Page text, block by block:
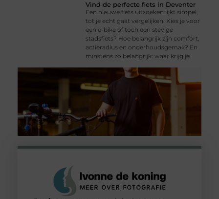
Vind de perfecte fiets in Deventer
Een nieuwe fiets uitzoeken lijkt simpel,
tot je echt gaat vergelijken. Kies je voor
een e-bike of toch een stevige
stadsfiets? Hoe belangrijk zijn comfort,
actieradius en onderhoudsgemak? En
minstens zo belangrijk: waar krijg je